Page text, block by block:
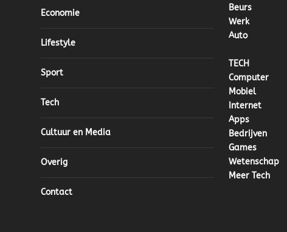
Economie
Lifestyle
Sport
Tech
Cultuur en Media
Overig
Contact
Beurs
Werk
Auto
TECH
Computer
Mobiel
Internet
Apps
Bedrijven
Games
Wetenschap
Meer Tech